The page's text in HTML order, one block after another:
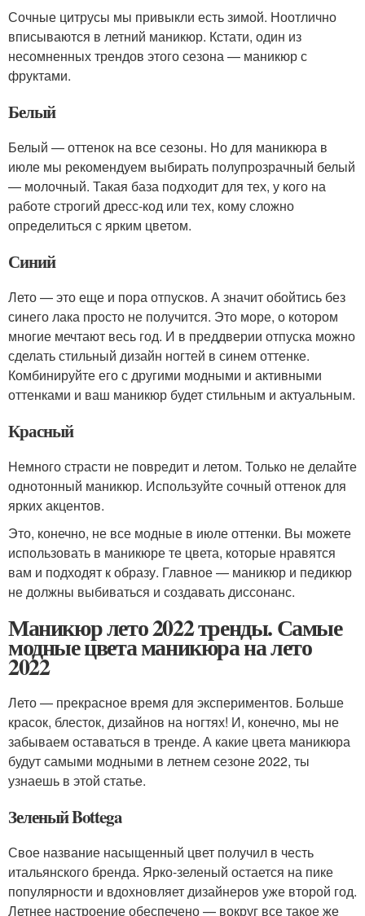
Сочные цитрусы мы привыкли есть зимой. Ноотлично
вписываются в летний маникюр. Кстати, один из
несомненных трендов этого сезона — маникюр с
фруктами.
Белый
Белый — оттенок на все сезоны. Но для маникюра в
июле мы рекомендуем выбирать полупрозрачный белый
— молочный. Такая база подходит для тех, у кого на
работе строгий дресс-код или тех, кому сложно
определиться с ярким цветом.
Синий
Лето — это еще и пора отпусков. А значит обойтись без
синего лака просто не получится. Это море, о котором
многие мечтают весь год. И в преддверии отпуска можно
сделать стильный дизайн ногтей в синем оттенке.
Комбинируйте его с другими модными и активными
оттенками и ваш маникюр будет стильным и актуальным.
Красный
Немного страсти не повредит и летом. Только не делайте
однотонный маникюр. Используйте сочный оттенок для
ярких акцентов.
Это, конечно, не все модные в июле оттенки. Вы можете
использовать в маникюре те цвета, которые нравятся
вам и подходят к образу. Главное — маникюр и педикюр
не должны выбиваться и создавать диссонанс.
Маникюр лето 2022 тренды. Самые
модные цвета маникюра на лето
2022
Лето — прекрасное время для экспериментов. Больше
красок, блесток, дизайнов на ногтях! И, конечно, мы не
забываем оставаться в тренде. А какие цвета маникюра
будут самыми модными в летнем сезоне 2022, ты
узнаешь в этой статье.
Зеленый Bottega
Свое название насыщенный цвет получил в честь
итальянского бренда. Ярко-зеленый остается на пике
популярности и вдохновляет дизайнеров уже второй год.
Летнее настроение обеспечено — вокруг все такое же